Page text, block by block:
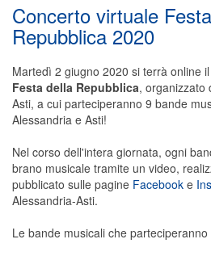
Concerto virtuale
Repubblica 2020
Martedì 2 giugno 2020 si terrà online il
Festa della Repubblica, organizzato
Asti, a cui parteciperanno 9 bande
Alessandria e Asti!
Nel corso dell'intera giornata, ogni
brano musicale tramite un video,
pubblicato sulle pagine Facebook e
Alessandria-Asti.
Le bande musicali che